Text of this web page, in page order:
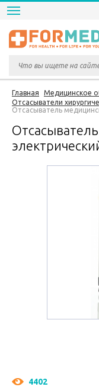
Главная Медицинское
Отсасыватели
Отсасыватель
4402